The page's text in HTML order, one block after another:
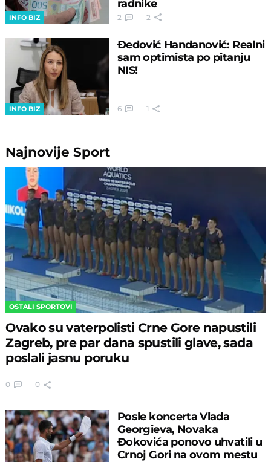
INFO BIZ
radnike
2 2
INFO BIZ
Đedović Handanović: Realni
sam optimista po pitanju
NIS!
6 1
NajnovijeSport
OSTALI SPORTOVI
Ovako su vaterpolisti Crne Gore napustili
Zagreb, pre par dana spustili glave, sada
poslali jasnu poruku
0 0
Posle koncerta Vlada
Georgieva, Novaka
Đokovića ponovo uhvatili u
Crnoj Gori na ovom mestu